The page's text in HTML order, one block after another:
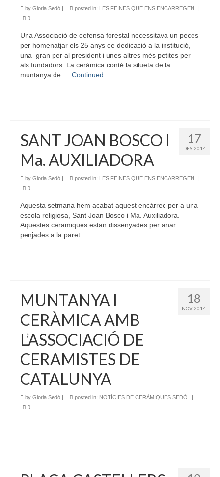
by Gloria Sedó | posted in: LES FEINES QUE ENS ENCARREGEN
|
0
Una Associació de defensa forestal necessitava un peces
per homenatjar els 25 anys de dedicació a la institució,
una gran per al president i unes altres més petites per
als fundadors. La ceràmica conté la silueta de la
muntanya de … Continued
17
DES. 2014
SANT JOAN BOSCO I
Ma. AUXILIADORA
by Gloria Sedó | posted in: LES FEINES QUE ENS ENCARREGEN
|
0
Aquesta setmana hem acabat aquest encàrrec per a una
escola religiosa, Sant Joan Bosco i Ma. Auxiliadora.
Aquestes ceràmiques estan dissenyades per anar
penjades a la paret.
18
NOV. 2014
MUNTANYA I
CERÀMICA AMB
L’ASSOCIACIÓ DE
CERAMISTES DE
CATALUNYA
by Gloria Sedó posted in: NOTÍCIES DE CERÀMIQUES SEDÓ
0